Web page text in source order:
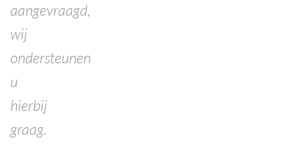
aangevraagd,
wij
ondersteunen
u
hierbij
graag.